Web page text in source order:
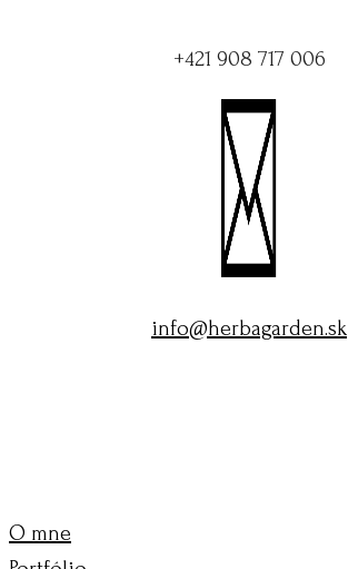
+421 908 717 006
info@herbagarden.sk
O mne